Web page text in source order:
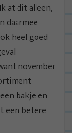
at dit alleen,
daarmee
heel goed
november
bakje en
een betere